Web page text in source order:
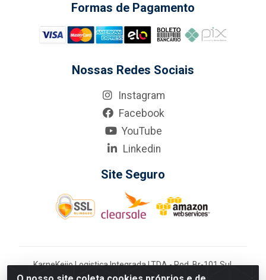
Formas de Pagamento
Nossas Redes Sociais
Instagram
Facebook
YouTube
Linkedin
Site Seguro
KarneKeijo Logistica Integrada LTDA - Rod. Br-101 Sul,
nº3700 - Barro, Recife/PE, 50900-400 CNPJ: